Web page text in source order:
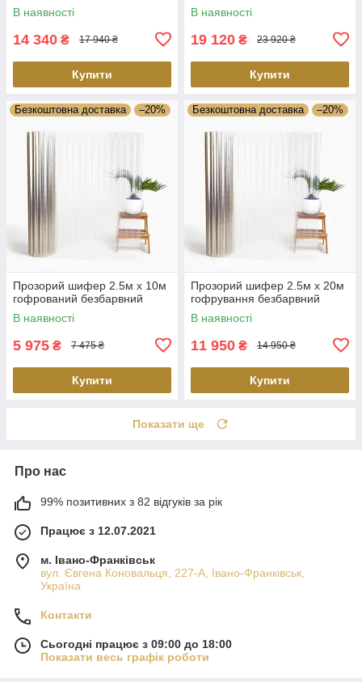
В наявності
14 340 ₴ 17 940 ₴
Купити
В наявності
19 120 ₴ 23 920 ₴
Купити
Безкоштовна доставка –20%
Прозорий шифер 2.5м х 10м
гофрований безбарвний
В наявності
5 975 ₴ 7 475 ₴
Купити
Безкоштовна доставка –20%
Прозорий шифер 2.5м х 20м
гофрування безбарвний
В наявності
11 950 ₴ 14 950 ₴
Купити
Показати ще
Про нас
99% позитивних з 82 відгуків за рік
Працює з 12.07.2021
м. Івано-Франківськ
вул. Євгена Коновальця, 227-А, Івано-Франківськ,
Україна
Контакти
Сьогодні працює з 09:00 до 18:00
Показати весь графік роботи